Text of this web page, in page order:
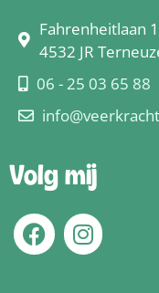
Fahrenheitlaan
4532 JR
06 - 25 03 65 88
Volg mij